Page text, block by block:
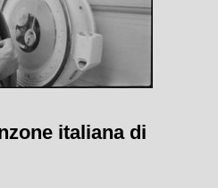
italiana di